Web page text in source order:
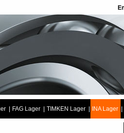
FAG Lager TIMKEN Lager INA Lager